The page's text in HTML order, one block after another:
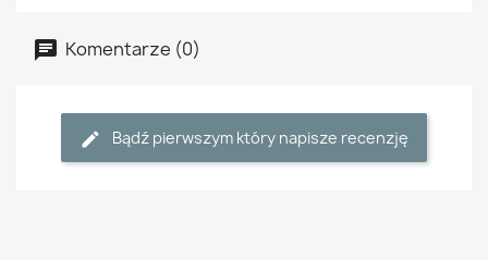
Komentarze (0)
Bądź pierwszym który napisze recenzję